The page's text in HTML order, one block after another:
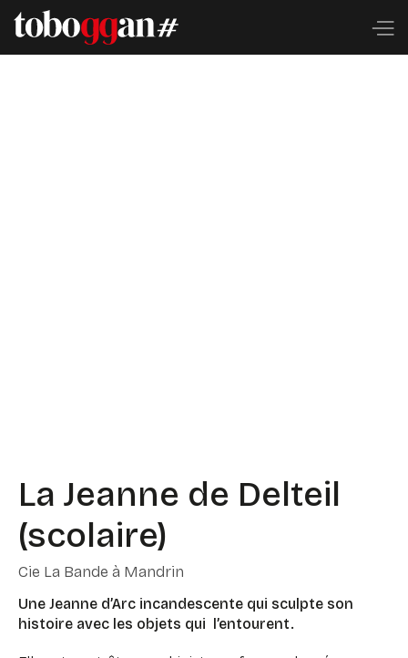
La Jeanne de Delteil
(scolaire)
Cie La Bande à Mandrin
Une Jeanne d’Arc incandescente qui sculpte son
histoire avec les objets qui l’entourent.